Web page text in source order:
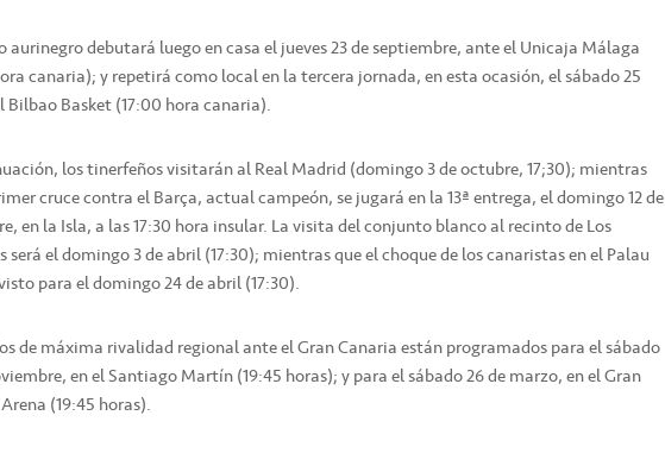
aurinegro debutará luego en casa el jueves 23 de septiembre, ante el Unicaja Málaga
canaria); y repetirá como local en la tercera jornada, en esta ocasión, el sábado 25
Bilbao Basket (17:00 hora canaria).
los tinerfeños visitarán al Real Madrid (domingo 3 de octubre, 17;30); mientras
cruce contra el Barça, actual campeón, se jugará en la 13ª entrega, el domingo 12 de
en la Isla, a las 17:30 hora insular. La visita del conjunto blanco al recinto de Los
será el domingo 3 de abril (17:30); mientras que el choque de los canaristas en el Palau
para el domingo 24 de abril (17:30).
de máxima rivalidad regional ante el Gran Canaria están programados para el sábado
en el Santiago Martín (19:45 horas); y para el sábado 26 de marzo, en el Gran
(19:45 horas).